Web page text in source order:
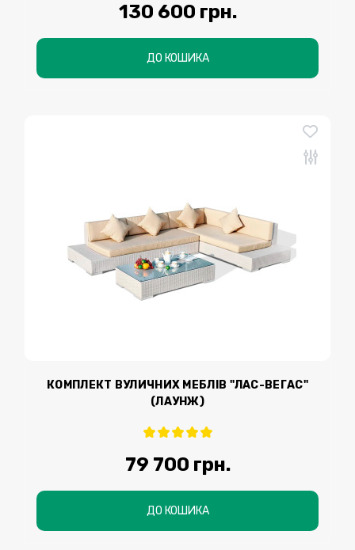
130 600 грн.
ДО КОШИКА
КОМПЛЕКТ ВУЛИЧНИХ МЕБЛІВ "ЛАС-ВЕГАС"
(ЛАУНЖ)
79 700 грн.
ДО КОШИКА